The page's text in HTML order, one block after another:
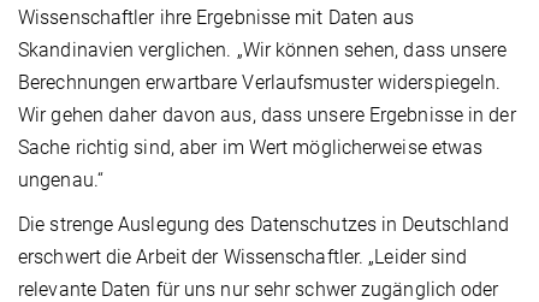
Wissenschaftler ihre Ergebnisse mit Daten aus
Skandinavien verglichen. „Wir können sehen, dass unsere
Berechnungen erwartbare Verlaufsmuster widerspiegeln.
Wir gehen daher davon aus, dass unsere Ergebnisse in der
Sache richtig sind, aber im Wert möglicherweise etwas
ungenau.“
Die strenge Auslegung des Datenschutzes in Deutschland
erschwert die Arbeit der Wissenschaftler. „Leider sind
relevante Daten für uns nur sehr schwer zugänglich oder